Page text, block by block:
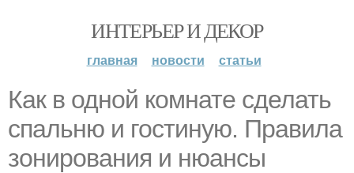
ИНТЕРЬЕР И ДЕКОР
главная новости статьи
Как в одной комнате сделать
спальню и гостиную. Правила
зонирования и нюансы